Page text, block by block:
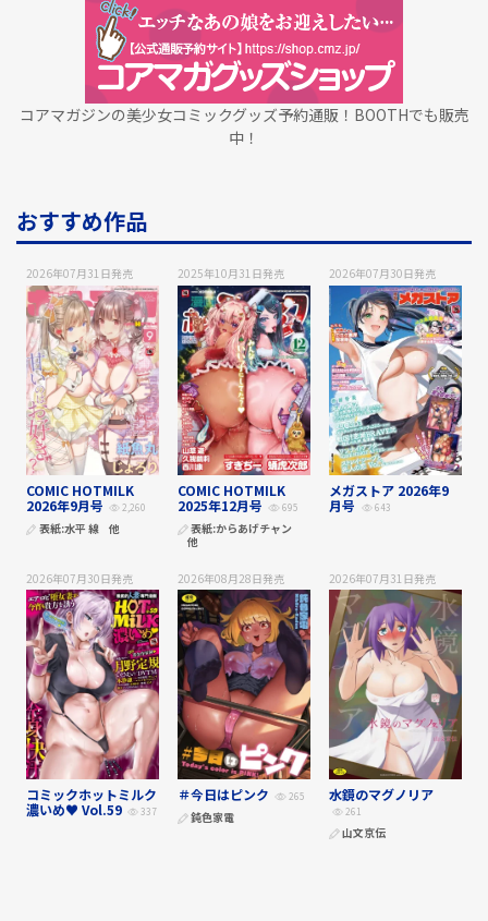
コアマガジンの美少女コミックグッズ予約通販！BOOTHでも販売
中！
おすすめ作品
2026年07月31日発売
COMIC HOTMILK
2026年9月号
2,260
表紙:水平 線 他
2025年10月31日発売
COMIC HOTMILK
2025年12月号
695
表紙:からあげチャン
他
2026年07月30日発売
メガストア 2026年9
月号
643
2026年07月30日発売
コミックホットミルク
濃いめ♥ Vol.59
337
2026年08月28日発売
＃今日はピンク 265
鈍色家電
2026年07月31日発売
水鏡のマグノリア
261
山文京伝